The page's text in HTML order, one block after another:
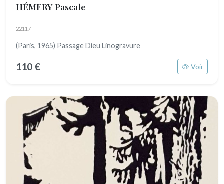
HÉMERY Pascale
22117
(Paris, 1965) Passage Dieu Linogravure
110 € Voir